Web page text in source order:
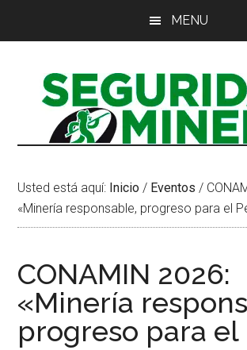
principal
MENU
Usted está aquí: Inicio / Eventos /
«Minería responsable, progreso para el
CONAMIN 2026:
«Minería
progreso para el